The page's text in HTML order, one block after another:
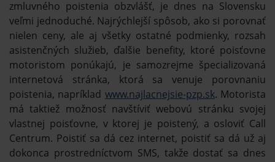
zmluvného poistenia obzvlášť, je dnes na Slovensku
veľmi jednoduché. Najrýchlejší spôsob, ako si porovnať
nielen ceny, ale aj všetky ostatné podmienky, rozsah
asistenčných služieb, ďalšie benefity, ktoré poisťovne
motoristom ponúkajú, je samozrejme špecializovaná
internetová stránka, ktorá sa venuje porovnaniu
poistenia, napríklad www.najlacnejsie-pzp.sk. Motorista
má taktiež možnosť navštíviť webovú stránku svojej
vlastnej poisťovne, v ktorej je poistený, a osloviť Call
Centrum. Poistiť sa dá cez internet, poistiť sa dá už aj
dokonca prostredníctvom SMS, takže dostať sa dnes